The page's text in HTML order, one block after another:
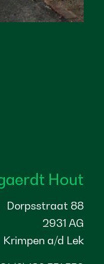
Hout
Dorpsstraat 88
2931 AG
Krimpen a/d Lek